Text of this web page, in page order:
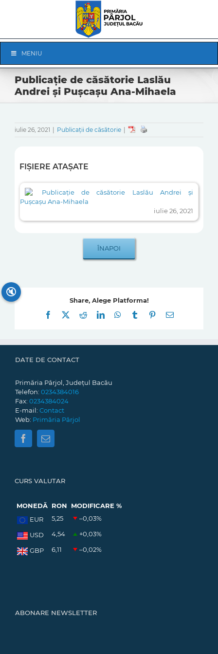
Navigation
MENIU
Publicație de căsătorie Laslău
Andrei și Pușcașu Ana-Mihaela
iulie 26, 2021 Publicații de căsătorie
FIȘIERE ATAȘATE
Publicație de căsătorie Laslău Andrei și
Pușcașu Ana-Mihaela
iulie 26, 2021
Share, Alege Platforma!
Facebook
RedditLinkedInWhatsApp
Tumblr Pinterest
E-
DATE DE CONTACT
Primăria Pârjol, Județul Bacău
Telefon: 0234384016
Fax: 0234384024
E-mail: Contact
Web: Primăria Pârjol
CURS VALUTAR
MONEDĂ RON
MODIFICARE %
EUR
5,25 –0,03%
USD 4,54 +0,03%
GBP 6,11 –0,02%
ABONARE NEWSLETTER
🔇